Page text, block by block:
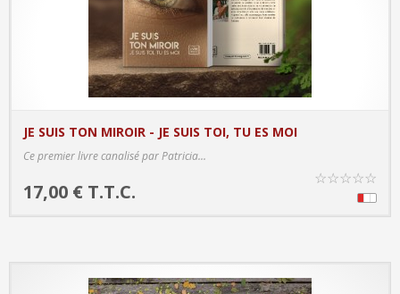
JE SUIS TON MIROIR - JE SUIS TOI, TU ES MOI
Ce premier livre canalisé par Patricia...
17,00 € T.T.C.
☆☆☆☆☆